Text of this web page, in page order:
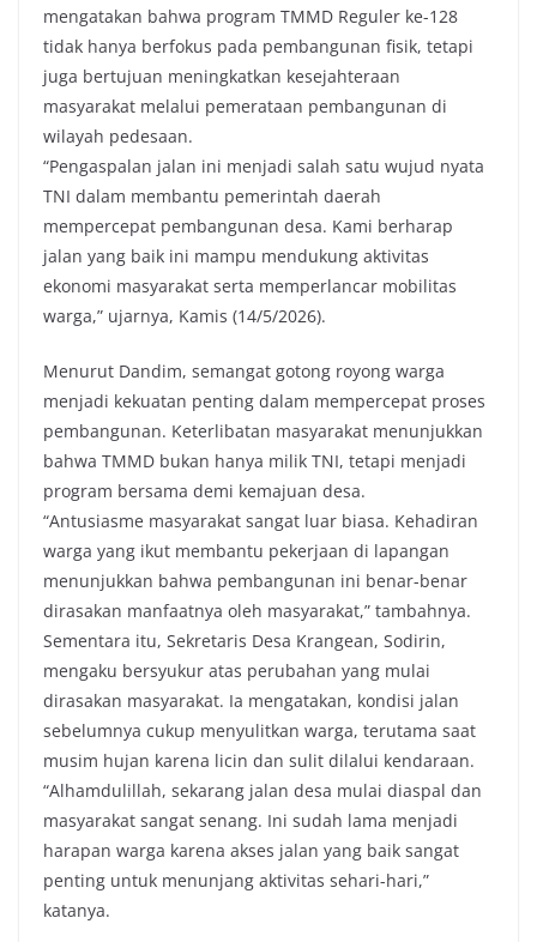
mengatakan bahwa program TMMD Reguler ke-128
tidak hanya berfokus pada pembangunan fisik, tetapi
juga bertujuan meningkatkan kesejahteraan
masyarakat melalui pemerataan pembangunan di
wilayah pedesaan.
“Pengaspalan jalan ini menjadi salah satu wujud nyata
TNI dalam membantu pemerintah daerah
mempercepat pembangunan desa. Kami berharap
jalan yang baik ini mampu mendukung aktivitas
ekonomi masyarakat serta memperlancar mobilitas
warga,” ujarnya, Kamis (14/5/2026).
Menurut Dandim, semangat gotong royong warga
menjadi kekuatan penting dalam mempercepat proses
pembangunan. Keterlibatan masyarakat menunjukkan
bahwa TMMD bukan hanya milik TNI, tetapi menjadi
program bersama demi kemajuan desa.
“Antusiasme masyarakat sangat luar biasa. Kehadiran
warga yang ikut membantu pekerjaan di lapangan
menunjukkan bahwa pembangunan ini benar-benar
dirasakan manfaatnya oleh masyarakat,” tambahnya.
Sementara itu, Sekretaris Desa Krangean, Sodirin,
mengaku bersyukur atas perubahan yang mulai
dirasakan masyarakat. Ia mengatakan, kondisi jalan
sebelumnya cukup menyulitkan warga, terutama saat
musim hujan karena licin dan sulit dilalui kendaraan.
“Alhamdulillah, sekarang jalan desa mulai diaspal dan
masyarakat sangat senang. Ini sudah lama menjadi
harapan warga karena akses jalan yang baik sangat
penting untuk menunjang aktivitas sehari-hari,”
katanya.